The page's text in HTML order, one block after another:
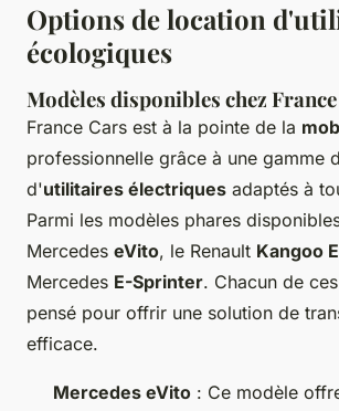
Options de location
écologiques
Modèles disponibles chez
France Cars est à la pointe de la
professionnelle grâce à une gamme
d'utilitaires électriques adaptés à
Parmi les modèles phares
Mercedes eVito, le Renault Kangoo
Mercedes E-Sprinter. Chacun de
pensé pour offrir une solution de
efficace.
Mercedes eVito : Ce modèle